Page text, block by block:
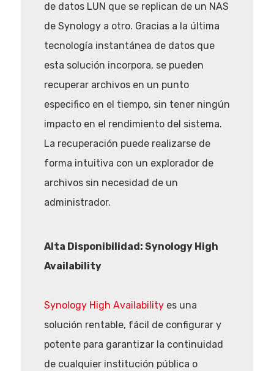
de datos LUN que se replican de un NAS
de Synology a otro. Gracias a la última
tecnología instantánea de datos que
esta solución incorpora, se pueden
recuperar archivos en un punto
especifico en el tiempo, sin tener ningún
impacto en el rendimiento del sistema.
La recuperación puede realizarse de
forma intuitiva con un explorador de
archivos sin necesidad de un
administrador.
Alta Disponibilidad: Synology High
Availability
Synology High Availabilityes una
solución rentable, fácil de configurar y
potente para garantizar la continuidad
de cualquier institución pública o